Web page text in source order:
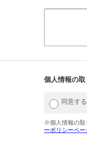
個人情報の
同意する
※個人情報の取
ーポリシーペー